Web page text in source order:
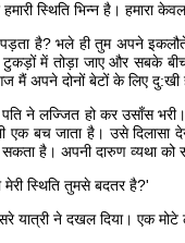
स्थिति भिन्न है। हमारा
है? भले ही तुम अपने इकलौते
टुकड़ों में तोड़ा जाए और सबके
मैं अपने दोनों बेटों के लिए
ने लज्जित हो कर उसाँस भरी।
एक बच जाता है। उसे दिलासा
सकता है। अपनी दारुण व्यथा
मेरी स्थिति तुमसे बदतर है?'
यात्री ने दखल दिया। एक